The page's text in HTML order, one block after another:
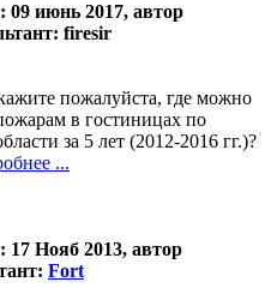
09 июнь 2017, автор
firesir
пожалуйста, где можно
в гостиницах по
за 5 лет (2012-2016 гг.)?
...
17 Нояб 2013, автор
Fort